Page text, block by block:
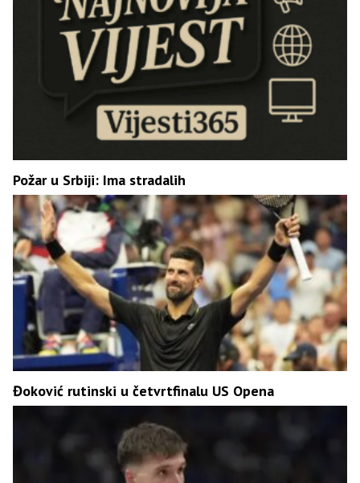
Požar u Srbiji: Ima stradalih
Đoković rutinski u četvrtfinalu US Opena